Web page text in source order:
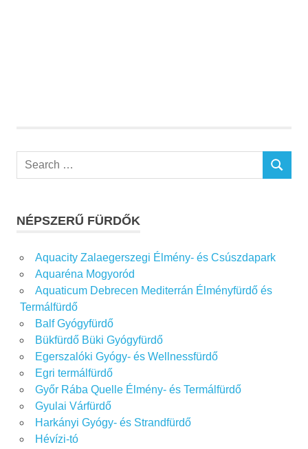
Search
SEARCH
NÉPSZERŰ FÜRDŐK
Aquacity Zalaegerszegi Élmény- és Csúszdapark
Aquaréna Mogyoród
Aquaticum Debrecen Mediterrán Élményfürdő és
Termálfürdő
Balf Gyógyfürdő
Bükfürdő Büki Gyógyfürdő
Egerszalóki Gyógy- és Wellnessfürdő
Egri termálfürdő
Győr Rába Quelle Élmény- és Termálfürdő
Gyulai Várfürdő
Harkányi Gyógy- és Strandfürdő
Hévízi-tó